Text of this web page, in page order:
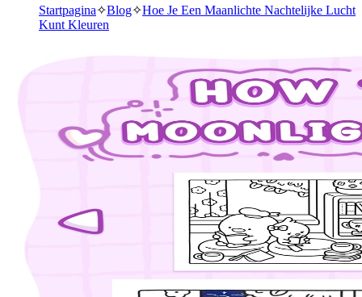
Startpagina✧Blog✧Hoe Je Een Maanlichte Nachtelijke Lucht
Kunt Kleuren